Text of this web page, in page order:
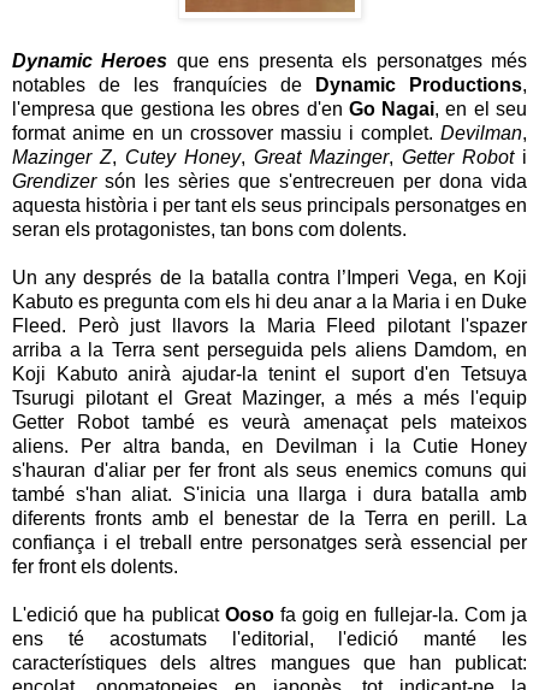
Dynamic Heroes que ens presenta els personatges més
notables de les franquícies de
Dynamic Productions,
l'empresa que gestiona les obres d'en Go Nagai, en el seu
format anime en un crossover massiu i complet. Devilman,
Mazinger Z, Cutey Honey, Great Mazinger, Getter Roboti
Grendizersón les sèries que s'entrecreuen per dona vida
aquesta història i per tant els seus principals personatges en
seran els protagonistes, tan bons com dolents.
Un any després de la batalla contra l’Imperi Vega, en Koji
Kabuto es pregunta com els hi deu anar a la Maria i en Duke
Fleed. Però just llavors la Maria Fleed pilotant l'spazer
arriba a la Terra sent perseguida pels aliens Damdom, en
Koji Kabuto anirà ajudar-la tenint el suport d'en Tetsuya
Tsurugi pilotant el Great Mazinger, a més a més l'equip
Getter Robot també es veurà amenaçat pels mateixos
aliens. Per altra banda, en Devilman i la Cutie Honey
s'hauran d'aliar per fer front als seus enemics comuns qui
també s'han aliat. S'inicia una llarga i dura batalla amb
diferents fronts amb el benestar de la Terra en perill. La
confiança i el treball entre personatges serà essencial per
fer front els dolents.
L'edició que ha publicat Oosofa goig en fullejar-la. Com ja
ens té acostumats l'editorial, l'edició manté les
característiques dels altres mangues que han publicat: